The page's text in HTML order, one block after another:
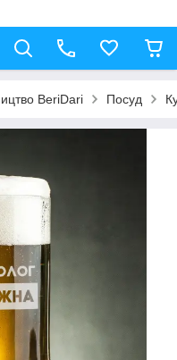
BeriDari Посуд